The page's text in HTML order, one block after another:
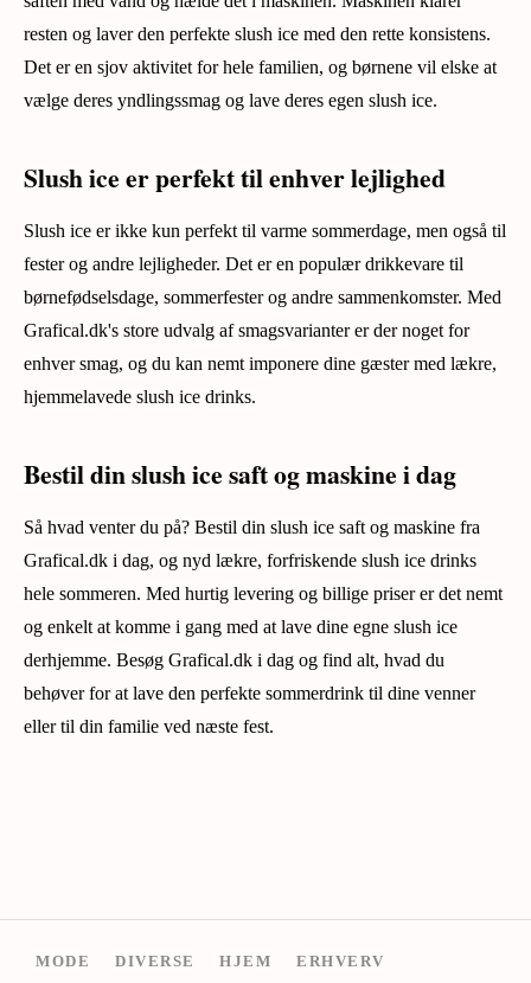
resten og laver den perfekte slush ice med den rette konsistens.
Det er en sjov aktivitet for hele familien, og børnene vil elske at
vælge deres yndlingssmag og lave deres egen slush ice.
Slush ice er perfekt til enhver lejlighed
Slush ice er ikke kun perfekt til varme sommerdage, men også til
fester og andre lejligheder. Det er en populær drikkevare til
børnefødselsdage, sommerfester og andre sammenkomster. Med
Grafical.dk's store udvalg af smagsvarianter er der noget for
enhver smag, og du kan nemt imponere dine gæster med lækre,
hjemmelavede slush ice drinks.
Bestil din slush ice saft og maskine i dag
Så hvad venter du på? Bestil din slush ice saft og maskine fra
Grafical.dk i dag, og nyd lækre, forfriskende slush ice drinks
hele sommeren. Med hurtig levering og billige priser er det nemt
og enkelt at komme i gang med at lave dine egne slush ice
derhjemme. Besøg Grafical.dk i dag og find alt, hvad du
behøver for at lave den perfekte sommerdrink til dine venner
eller til din familie ved næste fest.
MODE DIVERSE HJEM
ERHVERV